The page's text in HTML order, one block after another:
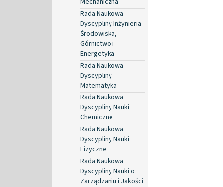
Rada Naukowa
Dyscypliny Inżynieria
Środowiska,
Górnictwo i
Energetyka
Rada Naukowa
Dyscypliny
Matematyka
Rada Naukowa
Dyscypliny Nauki
Chemiczne
Rada Naukowa
Dyscypliny Nauki
Fizyczne
Rada Naukowa
Dyscypliny Nauki o
Zarządzaniu i Jakości